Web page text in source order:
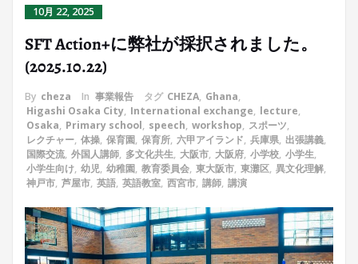
10月 22, 2025
SFT Action+に弊社が採択されました。
(2025.10.22)
By cheza In 事業報告 タグ CHEZA, Ghana,
Higashi Osaka City, International exchange, lecture,
Osaka, Primary school, speech, workshop, スポーツ,
レクチャー, 体操, 保育園, 保育所, 六甲アイランド, 兵庫県, 出張講義,
国際交流, 外国人講師, 多文化共生, 大阪市, 大阪府, 小学校, 小学生,
小学生向け, 幼児, 幼稚園, 教育委員会, 東大阪市, 東灘区, 異文化理解,
神戸市, 芦屋市, 英語, 英語教室, 西宮市, 講師, 講演